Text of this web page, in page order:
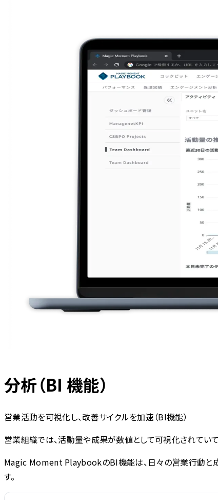
分析（BI 機能）
営業活動を可視化し、改善サイクルを加速（BI機能）
営業組織では、活動量や成果が数値として可視化されていて
Magic Moment PlaybookのBI機能は、日々の営業行動と成
す。